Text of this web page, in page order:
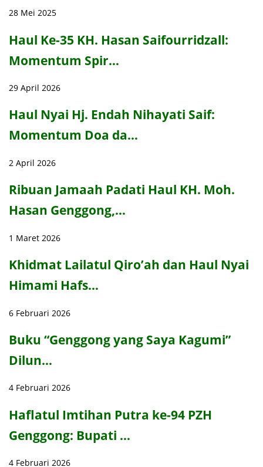
28 Mei 2025
Haul Ke-35 KH. Hasan Saifourridzall:
Momentum Spir…
29 April 2026
Haul Nyai Hj. Endah Nihayati Saif:
Momentum Doa da…
2 April 2026
Ribuan Jamaah Padati Haul KH. Moh.
Hasan Genggong,…
1 Maret 2026
Khidmat Lailatul Qiro’ah dan Haul Nyai
Himami Hafs…
6 Februari 2026
Buku “Genggong yang Saya Kagumi”
Dilun…
4 Februari 2026
Haflatul Imtihan Putra ke-94 PZH
Genggong: Bupati …
4 Februari 2026